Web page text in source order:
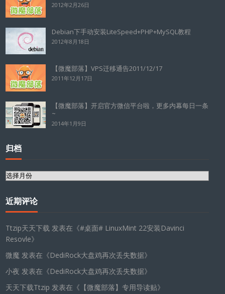
2012年2月26日
Debian下手动安装LiteSpeed+PHP+MySQL教程
2012年8月18日
【微魔部落】VPS迁移通告2011/12/17
2011年12月17日
【微魔部落】开启官方微信平台啦，更多内幕每日一条
~
2014年1月9日
归档
归
近期评论
Ttzip天天下载 发表在《#桌面# LinuxMint 22安装Davinci
Resovle》
微魔 发表在《DediRock大盘鸡再次丢失数据》
小夜 发表在《DediRock大盘鸡再次丢失数据》
天天下载Ttzip 发表在《 【微魔部落】专用导读贴》